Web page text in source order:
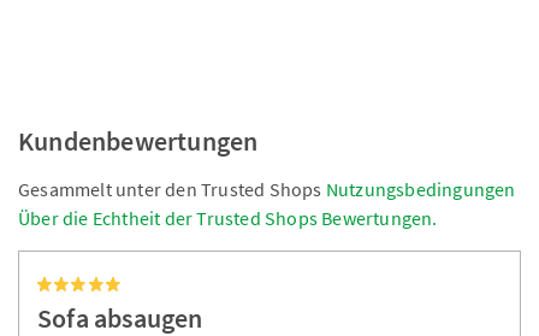
Kundenbewertungen
Gesammelt unter den Trusted Shops Nutzungsbedingungen
Über die Echtheit der Trusted Shops Bewertungen.
Sofa absaugen